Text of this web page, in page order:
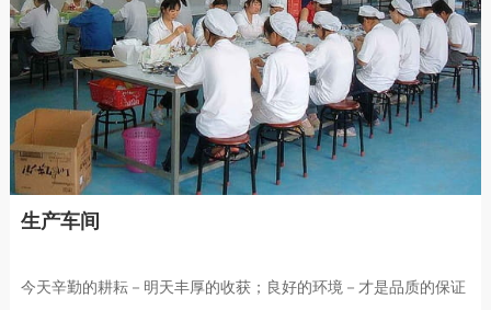
生产车间
今天辛勤的耕耘－明天丰厚的收获；良好的环境－才是品质的保证